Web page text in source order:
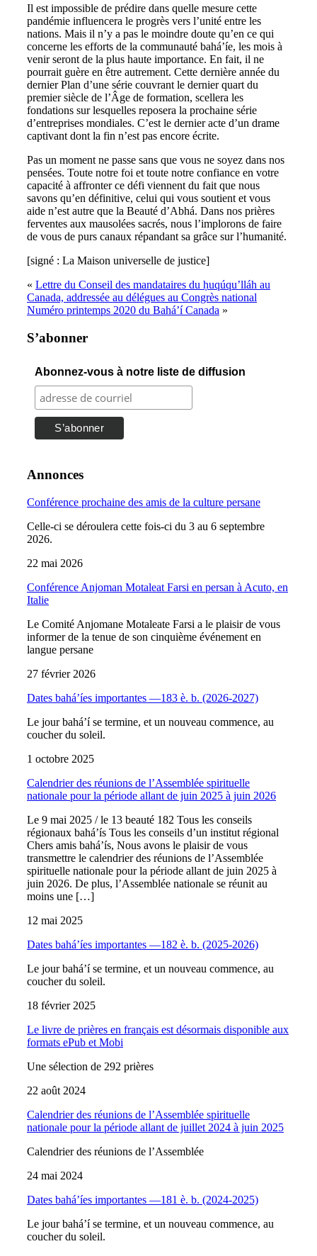
Il est impossible de prédire dans quelle mesure cette
pandémie influencera le progrès vers l’unité entre les
nations. Mais il n’y a pas le moindre doute qu’en ce qui
concerne les efforts de la communauté bahá’íe, les mois à
venir seront de la plus haute importance. En fait, il ne
pourrait guère en être autrement. Cette dernière année du
dernier Plan d’une série couvrant le dernier quart du
premier siècle de l’Âge de formation, scellera les
fondations sur lesquelles reposera la prochaine série
d’entreprises mondiales. C’est le dernier acte d’un drame
captivant dont la fin n’est pas encore écrite.
Pas un moment ne passe sans que vous ne soyez dans nos
pensées. Toute notre foi et toute notre confiance en votre
capacité à affronter ce défi viennent du fait que nous
savons qu’en définitive, celui qui vous soutient et vous
aide n’est autre que la Beauté d’Abhá. Dans nos prières
ferventes aux mausolées sacrés, nous l’implorons de faire
de vous de purs canaux répandant sa grâce sur l’humanité.
[signé : La Maison universelle de justice]
« Lettre du Conseil des mandataires du ḥuqúqu’lláh au
Canada, addressée au délégues au Congrès national
Numéro printemps 2020 du Bahá’í Canada »
S’abonner
Abonnez-vous à notre liste de diffusion
Annonces
Conférence prochaine des amis de la culture persane
Celle-ci se déroulera cette fois-ci du 3 au 6 septembre
2026.
22 mai 2026
Conférence Anjoman Motaleat Farsi en persan à Acuto, en
Italie
Le Comité Anjomane Motaleate Farsi a le plaisir de vous
informer de la tenue de son cinquième événement en
langue persane
27 février 2026
Dates bahá’íes importantes —183 è. b. (2026-2027)
Le jour bahá’í se termine, et un nouveau commence, au
coucher du soleil.
1 octobre 2025
Calendrier des réunions de l’Assemblée spirituelle
nationale pour la période allant de juin 2025 à juin 2026
Le 9 mai 2025 / le 13 beauté 182 Tous les conseils
régionaux bahá’ís Tous les conseils d’un institut régional
Chers amis bahá’ís, Nous avons le plaisir de vous
transmettre le calendrier des réunions de l’Assemblée
spirituelle nationale pour la période allant de juin 2025 à
juin 2026. De plus, l’Assemblée nationale se réunit au
moins une […]
12 mai 2025
Dates bahá’íes importantes —182 è. b. (2025-2026)
Le jour bahá’í se termine, et un nouveau commence, au
coucher du soleil.
18 février 2025
Le livre de prières en français est désormais disponible aux
formats ePub et Mobi
Une sélection de 292 prières
22 août 2024
Calendrier des réunions de l’Assemblée spirituelle
nationale pour la période allant de juillet 2024 à juin 2025
Calendrier des réunions de l’Assemblée
24 mai 2024
Dates bahá’íes importantes —181 è. b. (2024-2025)
Le jour bahá’í se termine, et un nouveau commence, au
coucher du soleil.